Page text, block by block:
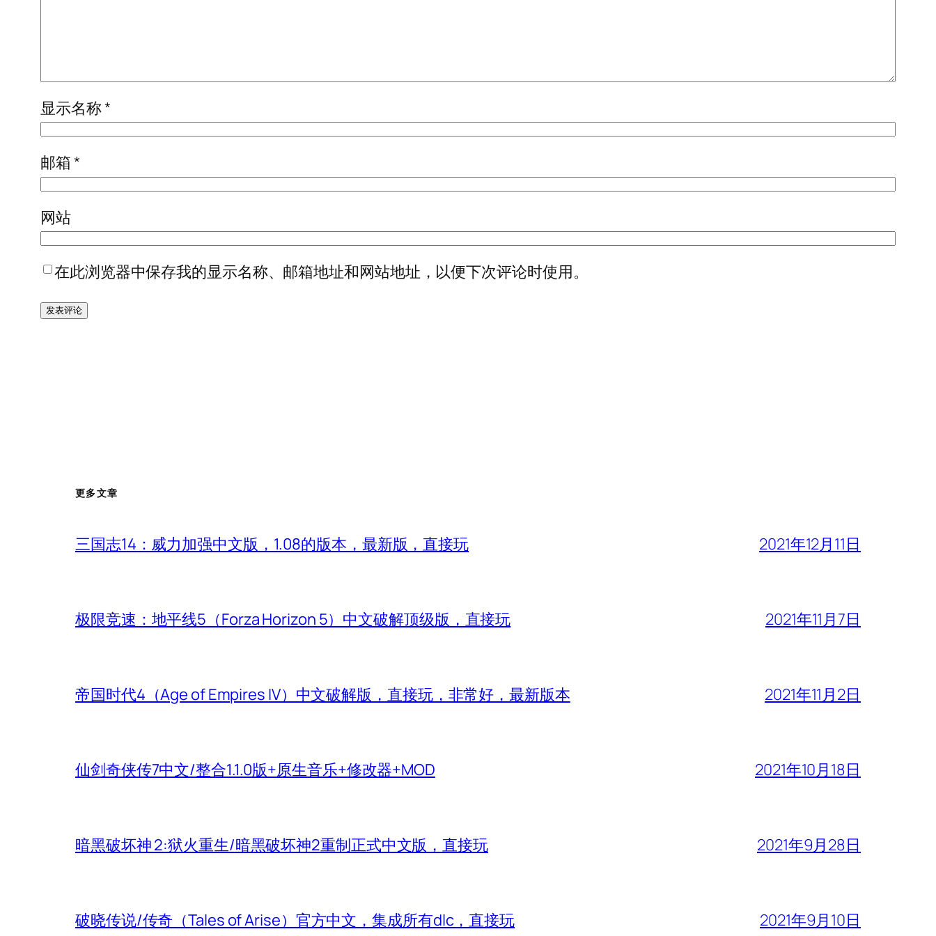
显示名称*
邮箱*
网站
在此浏览器中保存我的显示名称、邮箱地址和网站地址，以便下次评论时使用。
更多文章
三国志14：威力加强中文版，1.08的版本，最新版，直接玩 2021年12月11日
极限竞速：地平线5（Forza Horizon 5）中文破解顶级版，直接玩 2021年11月7日
帝国时代4（Age of Empires IV）中文破解版，直接玩，非常好，最新版本 2021年11月2日
仙剑奇侠传7中文/整合1.1.0版+原生音乐+修改器+MOD 2021年10月18日
暗黑破坏神 2:狱火重生/暗黑破坏神2重制正式中文版，直接玩 2021年9月28日
破晓传说/传奇（Tales of Arise）官方中文，集成所有dlc，直接玩 2021年9月10日